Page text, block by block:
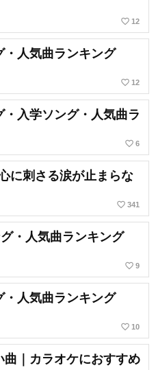
favorite_border 12
人気曲ランキング
favorite_border 12
入学ソング・人気曲ラ
favorite_border 6
に刺さる涙が止まらな
favorite_border 341
・人気曲ランキング
favorite_border 9
人気曲ランキング
favorite_border 10
｜カラオケにおすすめ